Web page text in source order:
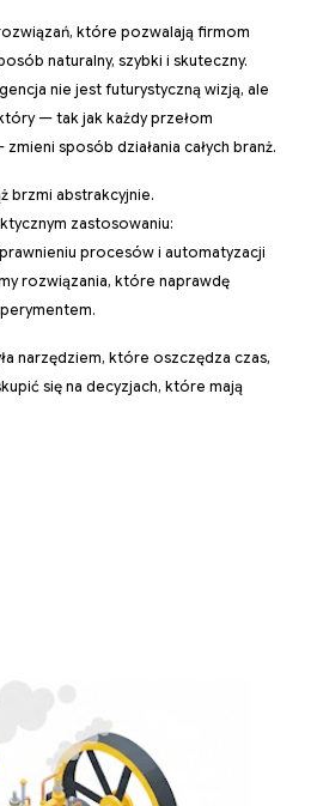
które pozwalają firmom
naturalny, szybki i skuteczny.
nie jest futurystyczną wizją, ale
— tak jak każdy przełom
sposób działania całych branż.
brzmi abstrakcyjnie.
zastosowaniu:
procesów i automatyzacji
rozwiązania, które naprawdę
narzędziem, które oszczędza czas,
się na decyzjach, które mają